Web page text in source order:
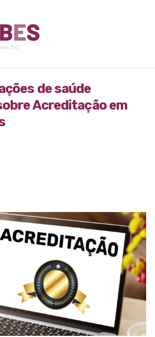
de saúde
Acreditação em